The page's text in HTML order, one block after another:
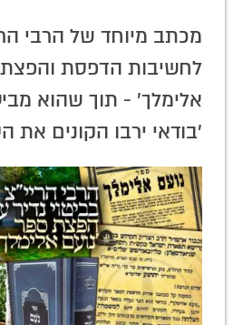
מכתב מיוחד של הרבי
לחשיבות הדפסת
אלימלך' - תוך שהוא
'בודאי ירבו הקונים את